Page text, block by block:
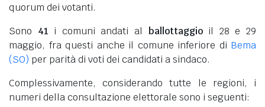
quorum dei votanti.
Sono 41 i comuni andati al ballottaggioil 28 e 29
maggio, fra questi anche il comune inferiore di Bema
(SO) per parità di voti dei candidati a sindaco.
Complessivamente, considerando tutte le regioni, i
numeri della consultazione elettorale sono i seguenti: